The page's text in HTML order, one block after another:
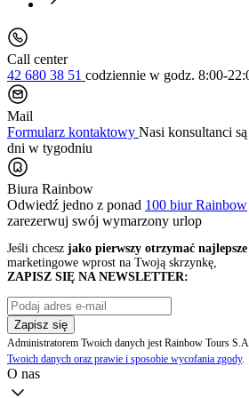
Call center
42 680 38 51 codziennie w godz. 8:00-
Mail
Formularz kontaktowy Nasi konsultanci
dni w tygodniu
Biura Rainbow
Odwiedź jedno z ponad 100 biur Rainbow
zarezerwuj swój wymarzony urlop
Jeśli chcesz jako pierwszy otrzymać
marketingowe wprost na Twoją skrzynkę,
ZAPISZ SIĘ NA NEWSLETTER:
Zapisz się
Administratorem Twoich danych jest Rainbow Tours S.A.
Twoich danych oraz prawie i sposobie wycofania zgody.
O nas